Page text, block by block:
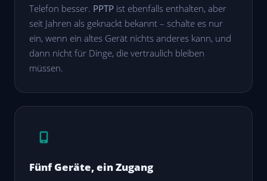
Telefon besser. PPTP ist ebenfalls enthalten, aber
seit Jahren als geknackt bekannt – schalte es nur
ein, wenn ein altes Gerät nichts anderes kann, und
dann nicht für Dinge, die vertraulich bleiben
müssen.
Fünf Geräte, ein Zugang